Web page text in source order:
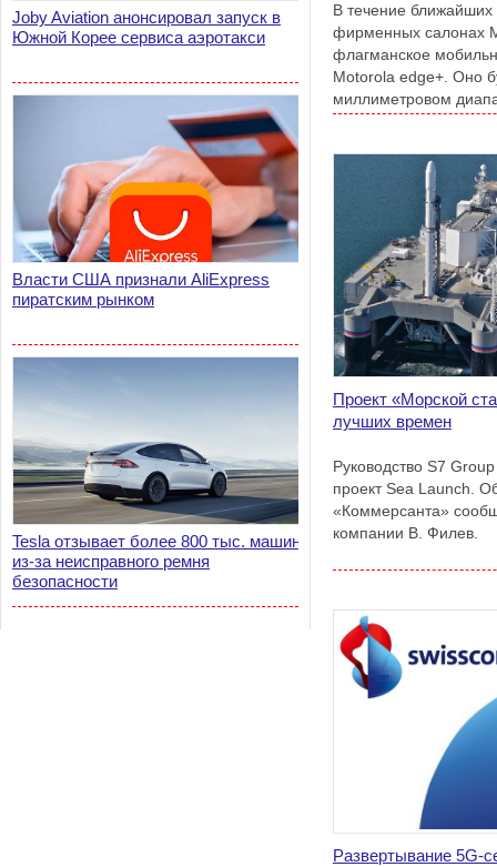
Joby Aviation анонсировал запуск в
Южной Корее сервиса аэротакси
Власти США признали AliExpress
пиратским рынком
Tesla отзывает более 800 тыс. машин
из-за неисправного ремня
безопасности
В течение ближайших
фирменных салонах
флагманское
Motorola edge+. Оно
миллиметровом
Проект «Морской
лучших времен
Руководство S7
проект Sea Launch.
«Коммерсанта»
компании В. Филев.
Развертывание 5G-